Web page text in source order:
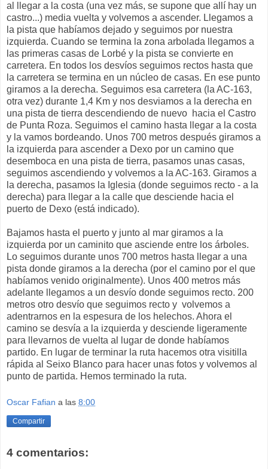
al llegar a la costa (una vez más, se supone que allí hay un
castro...) media vuelta y volvemos a ascender. Llegamos a
la pista que habíamos dejado y seguimos por nuestra
izquierda. Cuando se termina la zona arbolada llegamos a
las primeras casas de Lorbé y la pista se convierte en
carretera. En todos los desvíos seguimos rectos hasta que
la carretera se termina en un núcleo de casas. En ese punto
giramos a la derecha. Seguimos esa carretera (la AC-163,
otra vez) durante 1,4 Km y nos desviamos a la derecha en
una pista de tierra descendiendo de nuevo hacia el Castro
de Punta Roza. Seguimos el camino hasta llegar a la costa
y la vamos bordeando. Unos 700 metros después giramos a
la izquierda para ascender a Dexo por un camino que
desemboca en una pista de tierra, pasamos unas casas,
seguimos ascendiendo y volvemos a la AC-163. Giramos a
la derecha, pasamos la Iglesia (donde seguimos recto - a la
derecha) para llegar a la calle que desciende hacia el
puerto de Dexo (está indicado).
Bajamos hasta el puerto y junto al mar giramos a la
izquierda por un caminito que asciende entre los árboles.
Lo seguimos durante unos 700 metros hasta llegar a una
pista donde giramos a la derecha (por el camino por el que
habíamos venido originalmente). Unos 400 metros más
adelante llegamos a un desvío donde seguimos recto. 200
metros otro desvío que seguimos recto y volvemos a
adentrarnos en la espesura de los helechos. Ahora el
camino se desvía a la izquierda y desciende ligeramente
para llevarnos de vuelta al lugar de donde habíamos
partido. En lugar de terminar la ruta hacemos otra visitilla
rápida al Seixo Blanco para hacer unas fotos y volvemos al
punto de partida. Hemos terminado la ruta.
Oscar Fafian a las 8:00
Compartir
4 comentarios: